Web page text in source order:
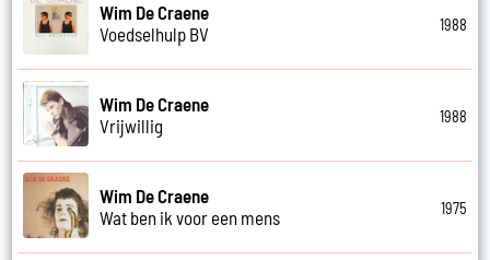
Wim De Craene
Voedselhulp BV
1988
Wim De Craene
Vrijwillig
1988
Wim De Craene
Wat ben ik voor een mens
1975